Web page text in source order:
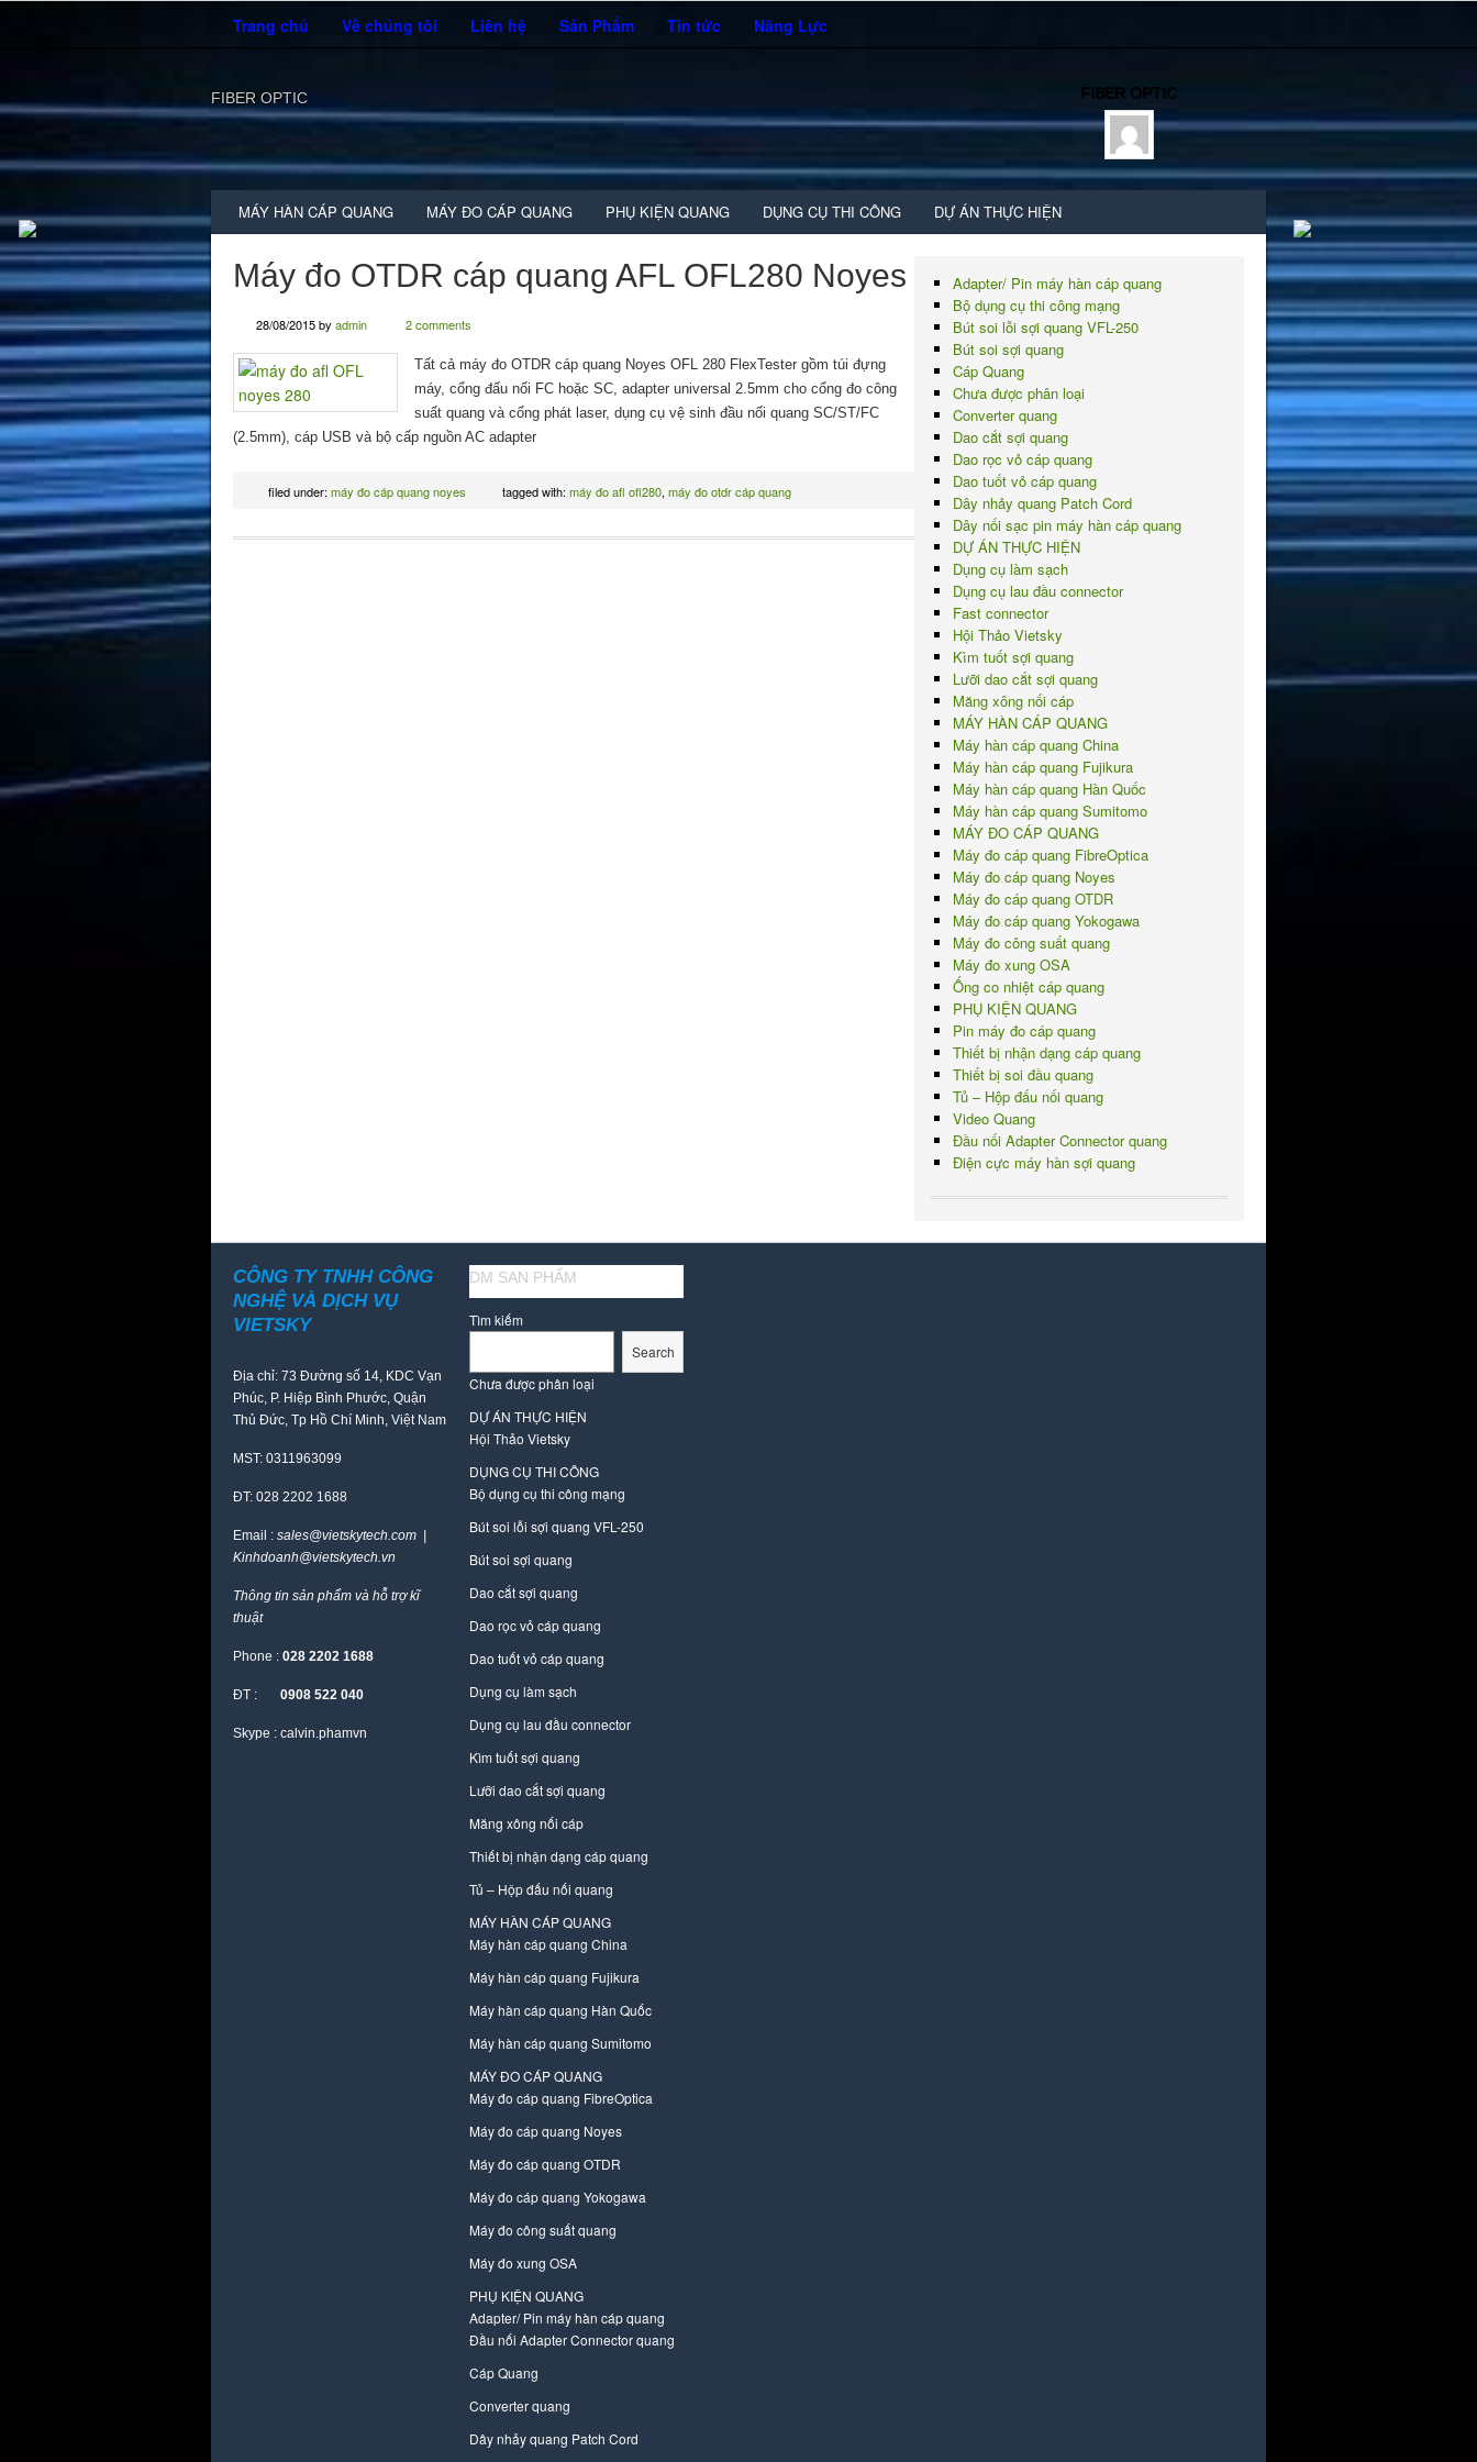
Trang chủ Về chúng tôi Liên hệ Sản Phẩm Tin tức Năng Lực
FIBER OPTIC FIBER OPTIC
MÁY HÀN CÁP QUANG MÁY ĐO CÁP QUANG PHỤ KIỆN QUANG DỤNG CỤ THI CÔNG DỰ ÁN THỰC HIỆN
Máy đo OTDR cáp quang AFL OFL280 Noyes
28/08/2015by admin 2 comments
Tất cả máy đo OTDR cáp quang Noyes OFL 280 FlexTester gồm túi đựng
máy, cổng đấu nối FC hoặc SC, adapter universal 2.5mm cho cổng đo công
suất quang và cổng phát laser, dụng cụ vệ sinh đầu nối quang SC/ST/FC
(2.5mm), cáp USB và bộ cấp nguồn AC adapter
filed under: máy đo cáp quang noyes tagged with: máy đo afl ofl280, máy đo otdr cáp quang
Adapter/ Pin máy hàn cáp quang
Bộ dụng cụ thi công mạng
Bút soi lỗi sợi quang VFL-250
Bút soi sợi quang
Cáp Quang
Chưa được phân loại
Converter quang
Dao cắt sợi quang
Dao rọc vỏ cáp quang
Dao tuốt vỏ cáp quang
Dây nhảy quang Patch Cord
Dây nối sạc pin máy hàn cáp quang
DỰ ÁN THỰC HIỆN
Dụng cụ làm sạch
Dụng cụ lau đầu connector
Fast connector
Hội Thảo Vietsky
Kìm tuốt sợi quang
Lưỡi dao cắt sợi quang
Măng xông nối cáp
MÁY HÀN CÁP QUANG
Máy hàn cáp quang China
Máy hàn cáp quang Fujikura
Máy hàn cáp quang Hàn Quốc
Máy hàn cáp quang Sumitomo
MÁY ĐO CÁP QUANG
Máy đo cáp quang FibreOptica
Máy đo cáp quang Noyes
Máy đo cáp quang OTDR
Máy đo cáp quang Yokogawa
Máy đo công suất quang
Máy đo xung OSA
Ống co nhiệt cáp quang
PHỤ KIỆN QUANG
Pin máy đo cáp quang
Thiết bị nhận dạng cáp quang
Thiết bị soi đầu quang
Tủ – Hộp đấu nối quang
Video Quang
Đầu nối Adapter Connector quang
Điện cực máy hàn sợi quang
CÔNG TY TNHH CÔNG
NGHỆ VÀ DỊCH VỤ
VIETSKY
Địa chỉ: 73 Đường số 14, KDC Vạn
Phúc, P. Hiệp Bình Phước, Quận
Thủ Đức, Tp Hồ Chí Minh, Việt Nam
MST: 0311963099
ĐT: 028 2202 1688
Email : sales@vietskytech.com |
Kinhdoanh@vietskytech.vn
Thông tin sản phẩm và hỗ trợ kĩ
thuật
Phone : 028 2202 1688
ĐT : 0908 522 040
Skype : calvin.phamvn
DM SAN PHẨM
Tìm kiếm
Search
Chưa được phân loại
DỰ ÁN THỰC HIỆN
Hội Thảo Vietsky
DỤNG CỤ THI CÔNG
Bộ dụng cụ thi công mạng
Bút soi lỗi sợi quang VFL-250
Bút soi sợi quang
Dao cắt sợi quang
Dao rọc vỏ cáp quang
Dao tuốt vỏ cáp quang
Dụng cụ làm sạch
Dụng cụ lau đầu connector
Kìm tuốt sợi quang
Lưỡi dao cắt sợi quang
Măng xông nối cáp
Thiết bị nhận dạng cáp quang
Tủ – Hộp đấu nối quang
MÁY HÀN CÁP QUANG
Máy hàn cáp quang China
Máy hàn cáp quang Fujikura
Máy hàn cáp quang Hàn Quốc
Máy hàn cáp quang Sumitomo
MÁY ĐO CÁP QUANG
Máy đo cáp quang FibreOptica
Máy đo cáp quang Noyes
Máy đo cáp quang OTDR
Máy đo cáp quang Yokogawa
Máy đo công suất quang
Máy đo xung OSA
PHỤ KIỆN QUANG
Adapter/ Pin máy hàn cáp quang
Đầu nối Adapter Connector quang
Cáp Quang
Converter quang
Dây nhảy quang Patch Cord